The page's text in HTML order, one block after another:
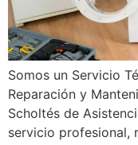
Somos un Servicio
Reparación y
Scholtés de
servicio profesional,